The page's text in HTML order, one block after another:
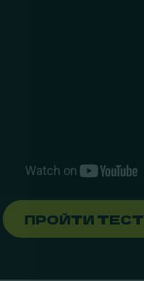
ПРОЙТИ ТЕСТ